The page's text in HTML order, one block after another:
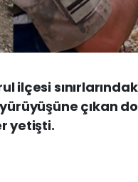
ilçesi
yürüyüşüne çıkan
yetişti.